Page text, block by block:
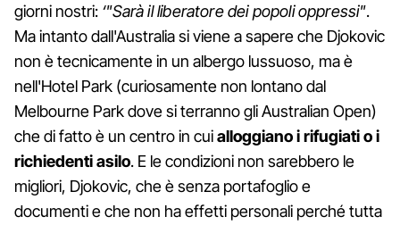
giorni nostri: ‘"Sarà il liberatore dei popoli oppressi".
Ma intanto dall'Australia si viene a sapere che Djokovic
non è tecnicamente in un albergo lussuoso, ma è
nell'Hotel Park (curiosamente non lontano dal
Melbourne Park dove si terranno gli Australian Open)
che di fatto è un centro in cuialloggiano i rifugiati o i
richiedenti asilo. E le condizioni non sarebbero le
migliori, Djokovic, che è senza portafoglio e
documenti e che non ha effetti personali perché tutta